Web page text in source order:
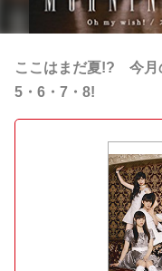
ここはまだ夏!? 今月
5・6・7・8!